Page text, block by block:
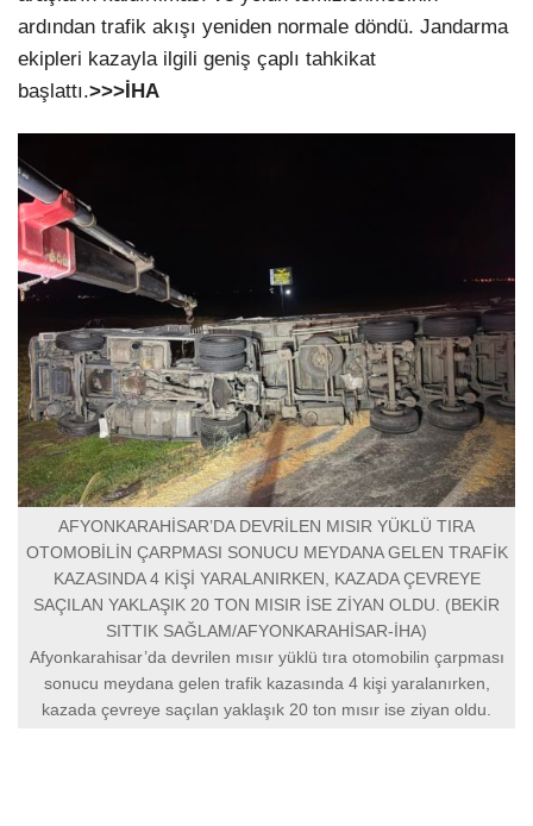
ardından trafik akışı yeniden normale döndü. Jandarma
ekipleri kazayla ilgili geniş çaplı tahkikat
başlattı.>>>İHA
AFYONKARAHİSAR’DA DEVRİLEN MISIR YÜKLÜ TIRA
OTOMOBİLİN ÇARPMASI SONUCU MEYDANA GELEN TRAFİK
KAZASINDA 4 KİŞİ YARALANIRKEN, KAZADA ÇEVREYE
SAÇILAN YAKLAŞIK 20 TON MISIR İSE ZİYAN OLDU. (BEKİR
SITTIK SAĞLAM/AFYONKARAHİSAR-İHA)
Afyonkarahisar’da devrilen mısır yüklü tıra otomobilin çarpması
sonucu meydana gelen trafik kazasında 4 kişi yaralanırken,
kazada çevreye saçılan yaklaşık 20 ton mısır ise ziyan oldu.